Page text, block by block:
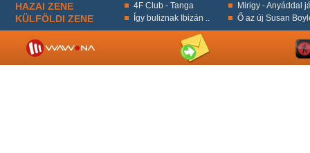
HAZAI ZENE 4F Club - Tanga Mirigy - Anyáddal
KÜLFÖLDI ZENE Így buliznak Ibizán .. Ő az új Susan